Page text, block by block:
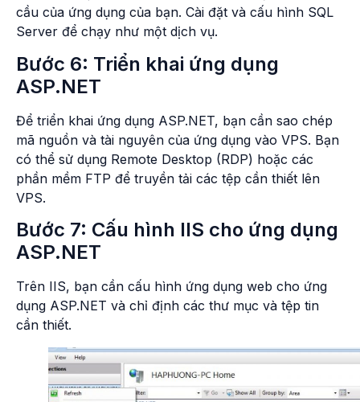
cầu của ứng dụng của bạn. Cài đặt và cấu hình SQL
Server để chạy như một dịch vụ.
Bước 6: Triển khai ứng dụng
ASP.NET
Để triển khai ứng dụng ASP.NET, bạn cần sao chép
mã nguồn và tài nguyên của ứng dụng vào VPS. Bạn
có thể sử dụng Remote Desktop (RDP) hoặc các
phần mềm FTP để truyền tải các tệp cần thiết lên
VPS.
Bước 7: Cấu hình IIS cho ứng dụng
ASP.NET
Trên IIS, bạn cần cấu hình ứng dụng web cho ứng
dụng ASP.NET và chỉ định các thư mục và tệp tin
cần thiết.